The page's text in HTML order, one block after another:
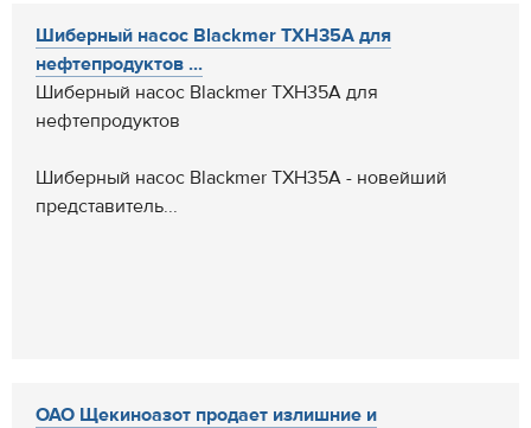
Шиберный насос Blackmer TXH35A для
нефтепродуктов ...
Шиберный насос Blackmer TXH35A для
нефтепродуктов
Шиберный насос Blackmer TXH35A - новейший
представитель...
ОАО Щекиноазот продает излишние и